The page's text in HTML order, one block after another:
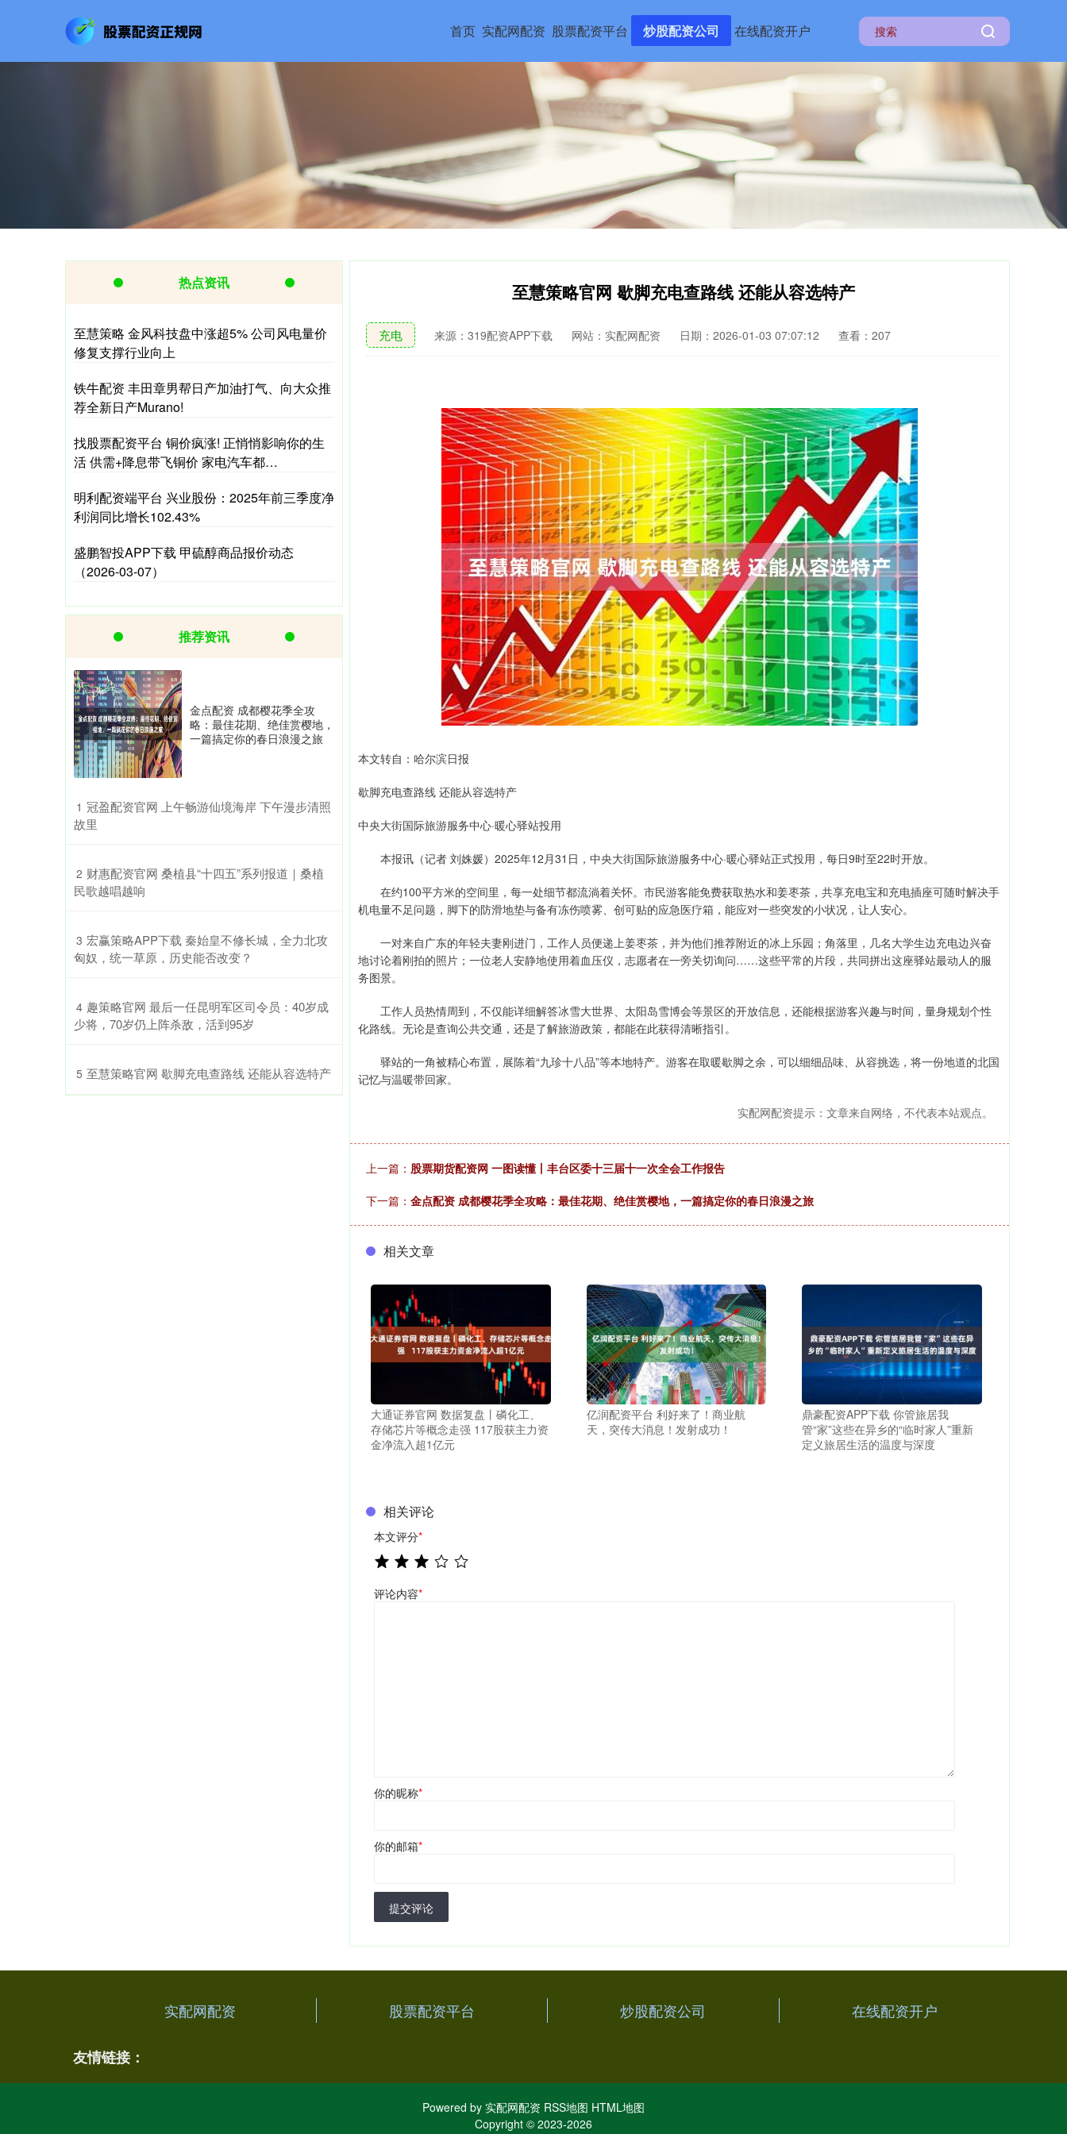
首页 实配网配资 股票配资平台 炒股配资公司 在线配资开户
至慧策略官网 歇脚充电查路线 还能从容选特产
充电 来源：319配资APP下载 网站：实配网配资 日期：2026-01-03 07:07:12 查看：207
本文转自：哈尔滨日报
歇脚充电查路线 还能从容选特产
中央大街国际旅游服务中心·暖心驿站投用
本报讯（记者 刘姝媛）2025年12月31日，中央大街国际旅游服务中心·暖心驿站正式投用，每日9时至22时开放。
在约100平方米的空间里，每一处细节都流淌着关怀。市民游客能免费获取热水和姜枣茶，共享充电宝和充电插座可随时解决手
机电量不足问题，脚下的防滑地垫与备有冻伤喷雾、创可贴的应急医疗箱，能应对一些突发的小状况，让人安心。
一对来自广东的年轻夫妻刚进门，工作人员便递上姜枣茶，并为他们推荐附近的冰上乐园；角落里，几名大学生边充电边兴奋
地讨论着刚拍的照片；一位老人安静地使用着血压仪，志愿者在一旁关切询问……这些平常的片段，共同拼出这座驿站最动人的服
务图景。
工作人员热情周到，不仅能详细解答冰雪大世界、太阳岛雪博会等景区的开放信息，还能根据游客兴趣与时间，量身规划个性
化路线。无论是查询公共交通，还是了解旅游政策，都能在此获得清晰指引。
驿站的一角被精心布置，展陈着“九珍十八品”等本地特产。游客在取暖歇脚之余，可以细细品味、从容挑选，将一份地道的北国
记忆与温暖带回家。
实配网配资提示：文章来自网络，不代表本站观点。
上一篇： 股票期货配资网 一图读懂丨丰台区委十三届十一次全会工作报告
下一篇： 金点配资 成都樱花季全攻略：最佳花期、绝佳赏樱地，一篇搞定你的春日浪漫之旅
相关文章
大通证券官网 数据复盘丨磷化工、
存储芯片等概念走强 117股获主力资
金净流入超1亿元
亿润配资平台 利好来了！商业航
天，突传大消息！发射成功！
鼎豪配资APP下载 你管旅居我
管“家”这些在异乡的“临时家人”重新
定义旅居生活的温度与深度
相关评论
本文评分*
评论内容*
你的昵称*
你的邮箱*
提交评论
热点资讯
至慧策略 金风科技盘中涨超5% 公司风电量价
修复支撑行业向上
铁牛配资 丰田章男帮日产加油打气、向大众推
荐全新日产Murano!
找股票配资平台 铜价疯涨! 正悄悄影响你的生
活 供需+降息带飞铜价 家电汽车都…
明利配资端平台 兴业股份：2025年前三季度净
利润同比增长102.43%
盛鹏智投APP下载 甲硫醇商品报价动态
（2026-03-07）
推荐资讯
金点配资 成都樱花季全攻
略：最佳花期、绝佳赏樱地，
一篇搞定你的春日浪漫之旅
1 ​冠盈配资官网 上午畅游仙境海岸 下午漫步清照
故里
2 ​财惠配资官网 桑植县“十四五”系列报道｜桑植
民歌越唱越响
3 ​宏赢策略APP下载 秦始皇不修长城，全力北攻
匈奴，统一草原，历史能否改变？
4 ​趣策略官网 最后一任昆明军区司令员：40岁成
少将，70岁仍上阵杀敌，活到95岁
5 ​至慧策略官网 歇脚充电查路线 还能从容选特产
实配网配资 股票配资平台 炒股配资公司 在线配资开户
友情链接：
Powered by 实配网配资 RSS地图 HTML地图
Copyright © 2023-2026